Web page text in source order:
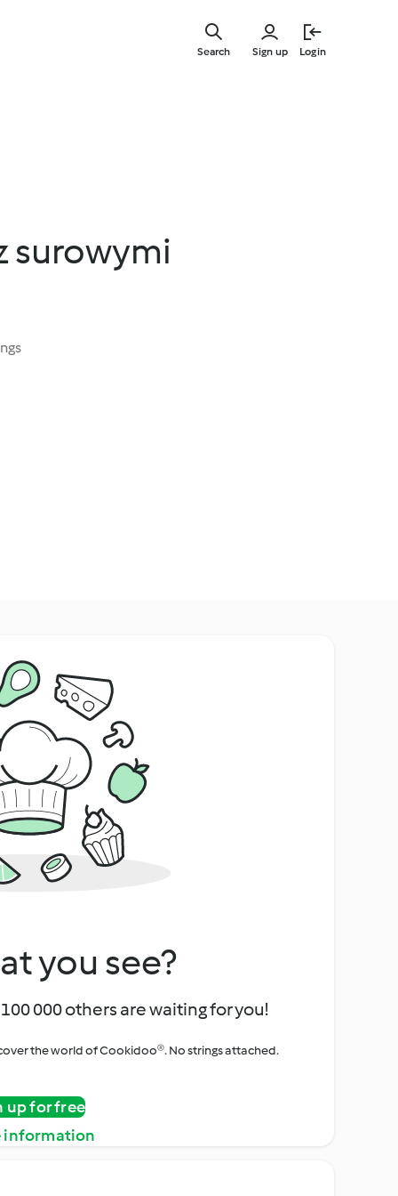
Sign up Login
Search
surowymi
you see?
000 others are waiting for you!
the world of Cookidoo®. No strings attached.
up for free
information